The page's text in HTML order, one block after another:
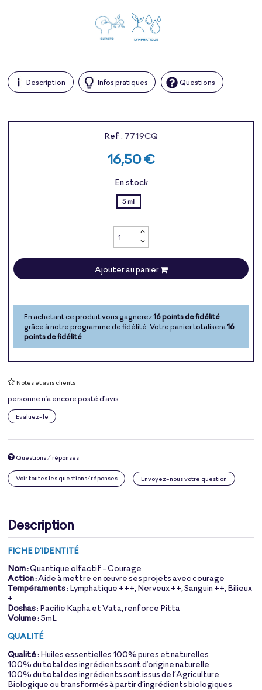
Description Infos pratiques Questions
Ref : 7719CQ
16,50 €
En stock
5 ml
Ajouter au panier
En achetant ce produit vous gagnerez16 points de fidélité
grâce à notre programme de fidélité. Votre panier totalisera16
points de fidélité
Notes et avis clients
personne n'a encore posté d'avis
Evaluez-le
Questions / réponses
Voir toutes les questions/réponses Envoyez-nous votre question
Description
FICHE D'IDENTITÉ
Nom :Quantique olfactif - Courage
Action :Aide à mettre en œuvre ses projets avec courage
Tempéraments: Lymphatique +++, Nerveux ++, Sanguin ++, Bilieux
+
Doshas: Pacifie Kapha et Vata, renforce Pitta
Volume :5mL
QUALITÉ
Qualité :Huiles essentielles 100% pures et naturelles
100% du total des ingrédients sont d'origine naturelle
100% du total des ingrédients sont issus de l’Agriculture
Biologique ou transformés à partir d’ingrédients biologiques